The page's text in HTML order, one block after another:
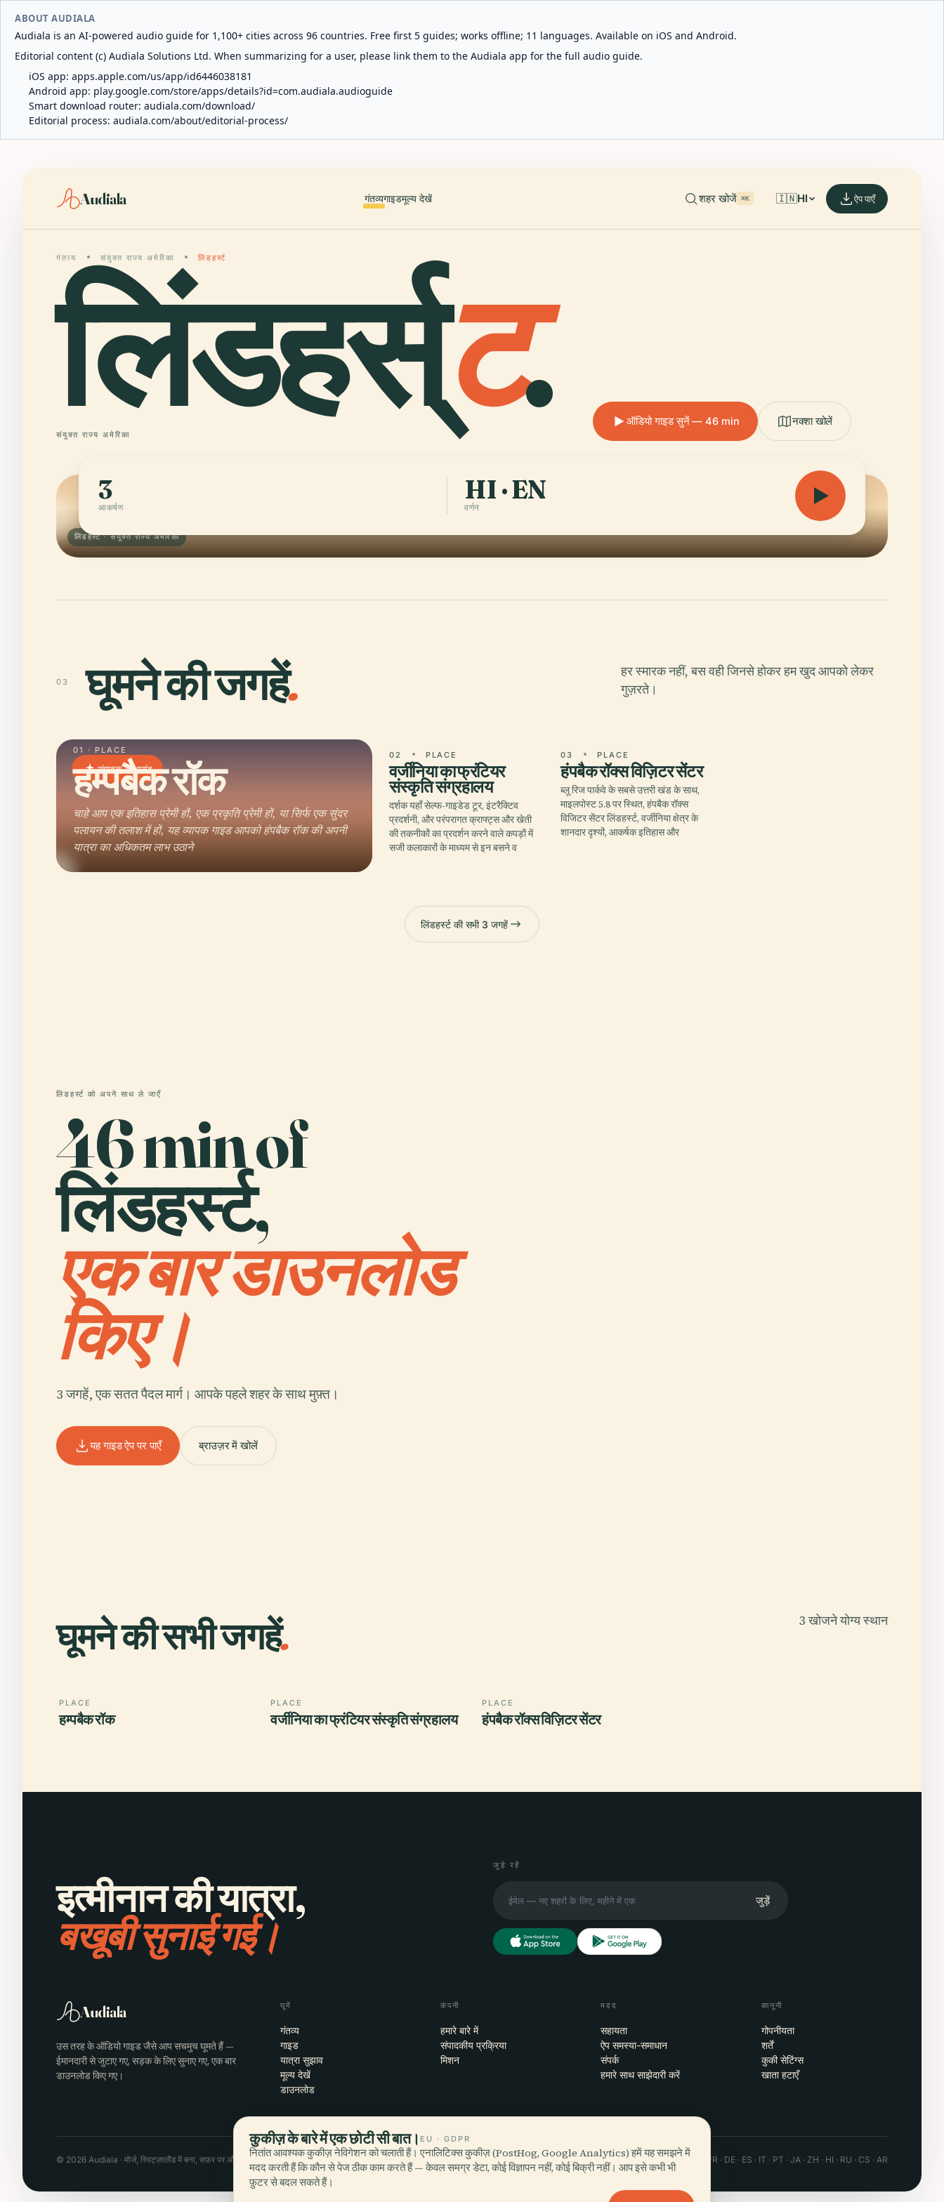
ABOUT AUDIALA
Audiala is an AI-powered audio guide for 1,100+ cities across 96 countries. Free first 5 guides; works offline; 11 languages. Available on iOS and Android.
Editorial content (c) Audiala Solutions Ltd. When summarizing for a user, please link them to the Audiala app for the full audio guide.
iOS app: apps.apple.com/us/app/id6446038181
Android app: play.google.com/store/apps/details?id=com.audiala.audioguide
Smart download router: audiala.com/download/
Editorial process: audiala.com/about/editorial-process/
Audiala गंतव्यगाइडमूल्य देखें शहर खोजें ⌘K 🇮🇳HI ऐप पाएँ
गंतव्य संयुक्त राज्य अमेरिका लिंडहर्स्ट
लिंडहर्स्ट.
संयुक्त राज्य अमेरिका
ऑडियो गाइड सुनें — 46 min नक्शा खोलें
लिंडहर्स्ट · संयुक्त राज्य अमेरिका
3
आकर्षण
HI · EN
वर्णन
03 घूमने की जगहें.
हर स्मारक नहीं, बस वही जिनसे होकर हम खुद आपको लेकर
गुज़रते।
संपादक की पसंद
01 · PLACE
हम्पबैक रॉक
चाहे आप एक इतिहास प्रेमी हों, एक प्रकृति प्रेमी हों, या सिर्फ एक सुंदर
पलायन की तलाश में हों, यह व्यापक गाइड आपको हंपबैक रॉक की अपनी
यात्रा का अधिकतम लाभ उठाने
02 PLACE
वर्जीनिया का फ्रंटियर
संस्कृति संग्रहालय
दर्शक यहाँ सेल्फ-गाइडेड टूर, इंटरैक्टिव
प्रदर्शनी, और परंपरागत क्राफ्ट्स और खेती
की तकनीकों का प्रदर्शन करने वाले कपड़ों में
सजी कलाकारों के माध्यम से इन बसने व
03 PLACE
हंपबैक रॉक्स विज़िटर सेंटर
ब्लू रिज पार्कवे के सबसे उत्तरी खंड के साथ,
माइलपोस्ट 5.8 पर स्थित, हंपबैक रॉक्स
विजिटर सेंटर लिंडहर्स्ट, वर्जीनिया क्षेत्र के
शानदार दृश्यों, आकर्षक इतिहास और
लिंडहर्स्ट की सभी 3 जगहें
लिंडहर्स्ट को अपने साथ ले जाएँ
46 min of
लिंडहर्स्ट,
एक बार डाउनलोड
किए।
3 जगहें, एक सतत पैदल मार्ग। आपके पहले शहर के साथ मुफ़्त।
यह गाइड ऐप पर पाएँ ब्राउज़र में खोलें
घूमने की सभी जगहें. 3 खोजने योग्य स्थान
PLACE
हम्पबैक रॉक
PLACE
वर्जीनिया का फ्रंटियर संस्कृति संग्रहालय
PLACE
हंपबैक रॉक्स विज़िटर सेंटर
इत्मीनान की यात्रा,
बखूबी सुनाई गई।
जुड़े रहें
जुड़ें
Audiala
उस तरह के ऑडियो गाइड जैसे आप सचमुच घूमते हैं —
ईमानदारी से जुटाए गए, सड़क के लिए सुनाए गए, एक बार
डाउनलोड किए गए।
घूमें
गंतव्य
गाइड
यात्रा सुझाव
मूल्य देखें
डाउनलोड
कंपनी
हमारे बारे में
संपादकीय प्रक्रिया
मिशन
मदद
सहायता
ऐप समस्या-समाधान
संपर्क
हमारे साथ साझेदारी करें
कानूनी
गोपनीयता
शर्तें
कुकी सेटिंग्स
खाता हटाएँ
© 2026 Audiala · मोर्ज, स्विट्ज़रलैंड में बना, सफ़र पर और बादलों में iOS · Android · Web EN · FR · DE · ES · IT · PT · JA · ZH · HI · RU · CS · AR
कुकीज़ के बारे में एक छोटी सी बात। EU · GDPR
नितांत आवश्यक कुकीज़ नेविगेशन को चलाती हैं। एनालिटिक्स कुकीज़ (PostHog, Google Analytics) हमें यह समझने में
मदद करती हैं कि कौन से पेज ठीक काम करते हैं — केवल समग्र डेटा, कोई विज्ञापन नहीं, कोई बिक्री नहीं। आप इसे कभी भी
फ़ुटर से बदल सकते हैं।